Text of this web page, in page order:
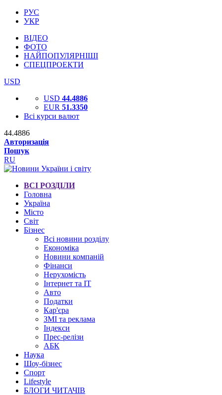
РУС
УКР
ВІДЕО
ФОТО
НАЙПОПУЛЯРНІШІ
СПЕЦПРОЕКТИ
USD
USD 44.4886
EUR 51.3350
Всі курси валют
44.4886
Авторизація
Пошук
RU
ВСІ РОЗДІЛИ
Головна
Україна
Місто
Світ
Бізнес
Всі новини розділу
Економіка
Новини компаній
Фінанси
Нерухомість
Інтернет та IT
Авто
Податки
Кар'єра
ЗМІ та реклама
Індекси
Прес-релізи
АБК
Наука
Шоу-бізнес
Спорт
Lifestyle
БЛОГИ ЧИТАЧІВ